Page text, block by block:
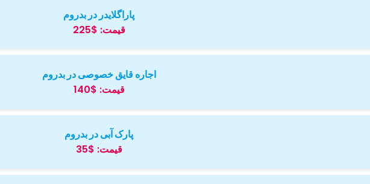
پاراگلایدر در بدروم
قیمت: $225
اجاره قایق خصوصی در بدروم
قیمت: $140
پارک آبی در بدروم
قیمت: $35